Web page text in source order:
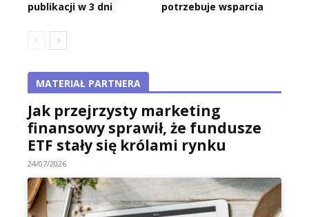
publikacji w 3 dni
potrzebuje wsparcia
MATERIAŁ PARTNERA
Jak przejrzysty marketing
finansowy sprawił, że fundusze
ETF stały się królami rynku
24/07/2026